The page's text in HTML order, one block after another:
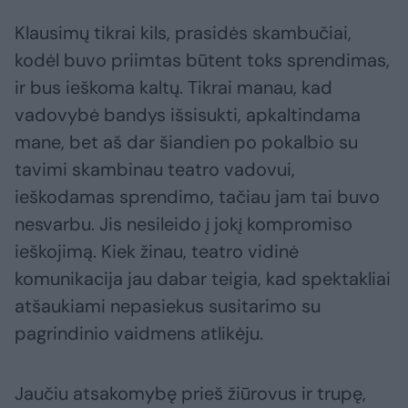
Klausimų tikrai kils, prasidės skambučiai,
kodėl buvo priimtas būtent toks sprendimas,
ir bus ieškoma kaltų. Tikrai manau, kad
vadovybė bandys išsisukti, apkaltindama
mane, bet aš dar šiandien po pokalbio su
tavimi skambinau teatro vadovui,
ieškodamas sprendimo, tačiau jam tai buvo
nesvarbu. Jis nesileido į jokį kompromiso
ieškojimą. Kiek žinau, teatro vidinė
komunikacija jau dabar teigia, kad spektakliai
atšaukiami nepasiekus susitarimo su
pagrindinio vaidmens atlikėju.
Jaučiu atsakomybę prieš žiūrovus ir trupę,